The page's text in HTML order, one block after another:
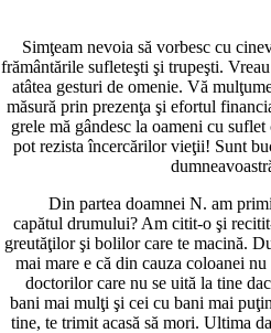
Simţeam nevoia să vorbesc cu
frământările sufleteşti şi trupeşti.
atâtea gesturi de omenie. Vă
măsură prin prezenţa şi efortul
grele mă gândesc la oameni cu
pot rezista încercărilor vieţii! Sunt
Din partea doamnei N. am
capătul drumului? Am citit-o şi
greutăţilor şi bolilor care te macină.
mai mare e că din cauza coloanei
doctorilor care nu se uită la tine
bani mai mulţi şi cei cu bani mai
tine, te trimit acasă să mori. Ultima